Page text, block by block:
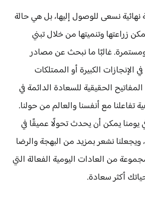
نسعى للوصول إليها، بل هي حالة
زراعتها وتنميتها من خلال تبني
غالبًا ما نبحث عن مصادر
الإنجازات الكبيرة أو الممتلكات
الحقيقية للسعادة الدائمة في
تفاعلنا مع أنفسنا والعالم من حولنا.
يومنا يمكن أن يحدث تحولًا عميقًا في
ويجعلنا نشعر بمزيد من البهجة والرضا
من العادات اليومية الفعالة التي
أكثر سعادة.